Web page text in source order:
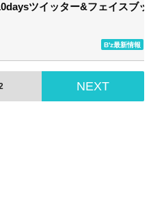
ツイッター&フェイスブッ
B'z最新情報
NEXT